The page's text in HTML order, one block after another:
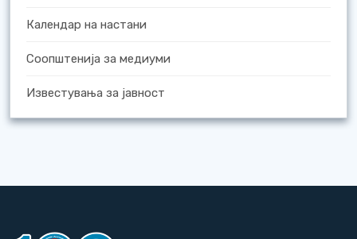
Календар на настани
Соопштенија за медиуми
Известувања за јавност